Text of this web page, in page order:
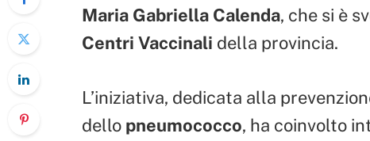
Maria Gabriella Calenda, che si è
Centri Vaccinali della provincia.
L’iniziativa, dedicata alla
dello pneumococco, ha coinvolto